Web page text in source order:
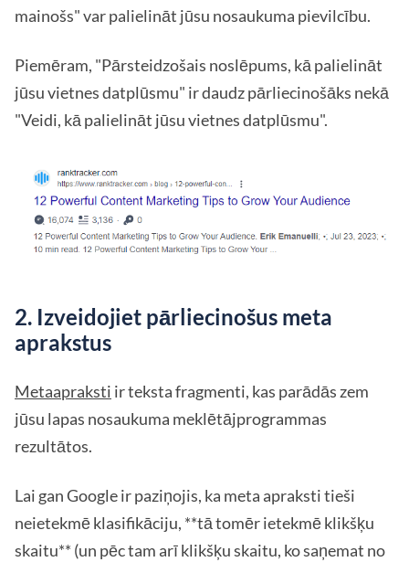
mainošs" var palielināt jūsu nosaukuma pievilcību.
Piemēram, "Pārsteidzošais noslēpums, kā palielināt
jūsu vietnes datplūsmu" ir daudz pārliecinošāks nekā
"Veidi, kā palielināt jūsu vietnes datplūsmu".
2. Izveidojiet pārliecinošus meta
aprakstus
Metaapraksti ir teksta fragmenti, kas parādās zem
jūsu lapas nosaukuma meklētājprogrammas
rezultātos.
Lai gan Google ir paziņojis, ka meta apraksti tieši
neietekmē klasifikāciju, **tā tomēr ietekmē klikšķu
skaitu** (un pēc tam arī klikšķu skaitu, ko saņemat no